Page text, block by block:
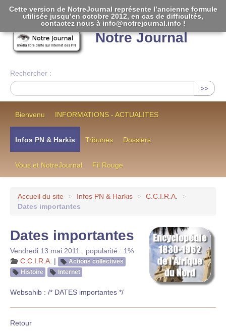
Notre Journal
Rechercher :
>>
Bienvenu INFORMATIONS - ACTUALITES
Infos PN & Harkis Tribunes Dossiers
Vous et NotreJournal Fil Rouge
Accueil du site > Infos PN & Harkis > C.C.I.R.A.
>
Dates importantes
Dates importantes
Vendredi 13 mai 2011
popularité : 1%
C.C.I.R.A. |
Actions collectives
Histoire
Internet
Websahib : /* DATES importantes */
Retour
Cette version de NotreJournal représente l’ancienne formule
utilisée jusqu’en octobre 2012, en cas de difficultés,
contactez nous à info@notrejournal.info !